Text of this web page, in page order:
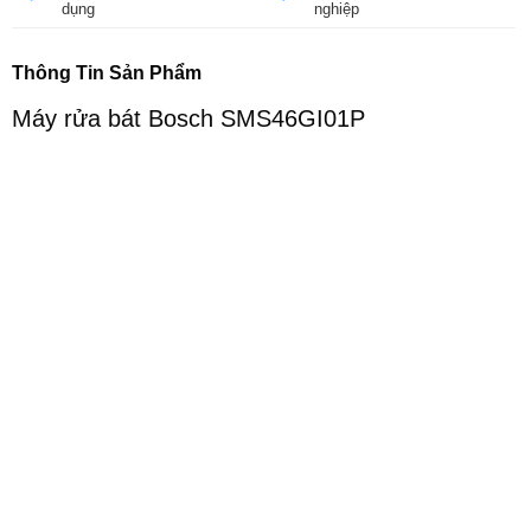
dụng
nghiệp
Thông Tin Sản Phẩm
Máy rửa bát Bosch SMS46GI01P